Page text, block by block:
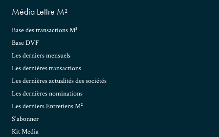
Média Lettre M²
Base des transactions M²
Base DVF
Les derniers mensuels
Les dernières transactions
Les dernières actualités des sociétés
Les dernières nominations
Les derniers Entretiens M²
S'abonner
Kit Media